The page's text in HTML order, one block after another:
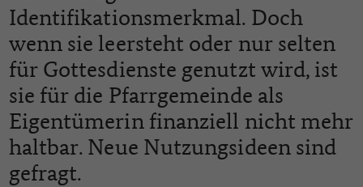
Identifikationsmerkmal. Doch
wenn sie leersteht oder nur selten
für Gottesdienste genutzt wird, ist
sie für die Pfarrgemeinde als
Eigentümerin finanziell nicht mehr
haltbar. Neue Nutzungsideen sind
gefragt.